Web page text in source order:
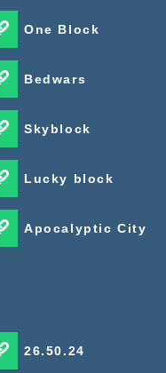
One Block
Bedwars
Skyblock
Lucky block
Apocalyptic City
26.50.24